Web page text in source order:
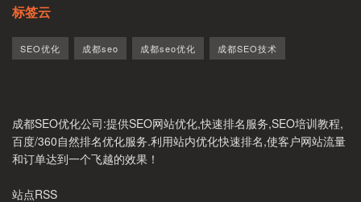
标签云
SEO优化 成都seo 成都seo优化 成都SEO技术
成都SEO优化公司:提供SEO网站优化,快速排名服务,SEO培训教程,
百度/360自然排名优化服务.利用站内优化快速排名,使客户网站流量
和订单达到一个飞越的效果！
站点RSS